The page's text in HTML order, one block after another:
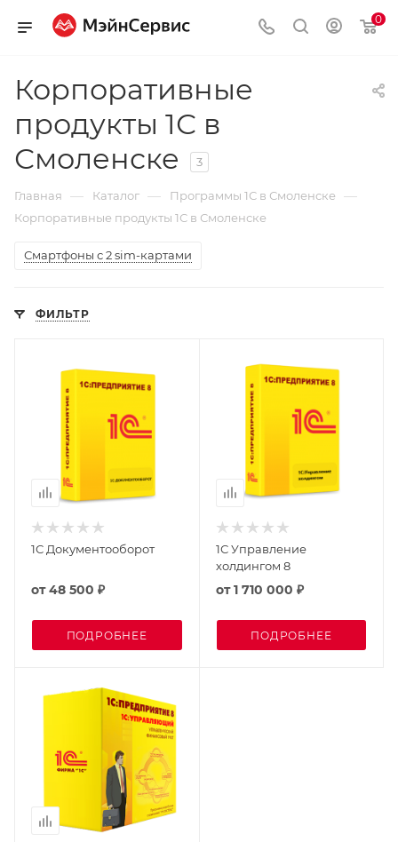
0
Корпоративные
продукты 1С в
Смоленске
3
Главная — Каталог — Программы 1С в Смоленске —
Корпоративные продукты 1С в Смоленске
Смартфоны с 2 sim-картами
ФИЛЬТР
1С Документооборот
от48 500 ₽
ПОДРОБНЕЕ
1С Управление
холдингом 8
от1 710 000 ₽
ПОДРОБНЕЕ